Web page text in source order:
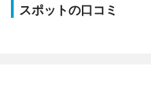
スポットの口コミ